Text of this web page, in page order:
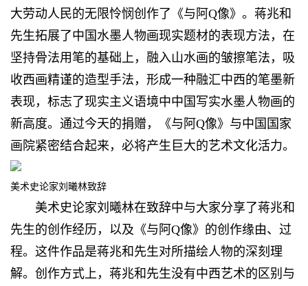
大劳动人民的无限怜悯创作了《与阿Q像》。蒋兆和
先生拓展了中国水墨人物画现实题材的表现方法，在
坚持骨法用笔的基础上，融入山水画的皱擦笔法，吸
收西画精谨的造型手法，形成一种融汇中西的笔墨新
表现，标志了现实主义语境中中国写实水墨人物画的
新高度。通过今天的捐赠，《与阿Q像》与中国国家
画院紧密结合起来，必将产生巨大的艺术文化活力。
美术史论家刘曦林致辞
美术史论家刘曦林在致辞中与大家分享了蒋兆和
先生的创作经历，以及《与阿Q像》的创作缘由、过
程。这件作品是蒋兆和先生对所描绘人物的深刻理
解。创作方式上，蒋兆和先生没有中西艺术的区别与